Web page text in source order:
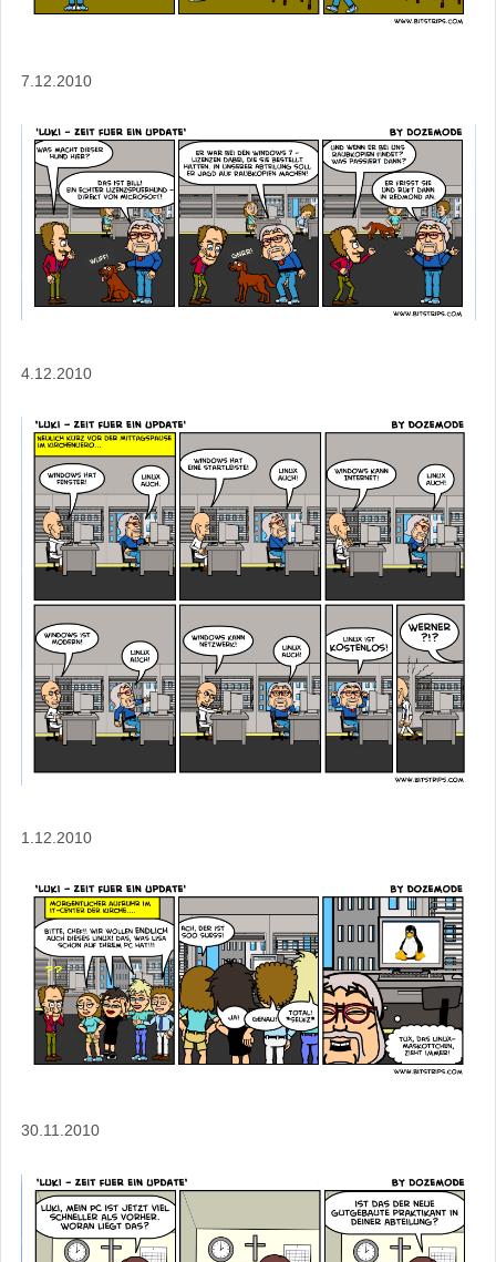
7.12.2010
4.12.2010
1.12.2010
30.11.2010